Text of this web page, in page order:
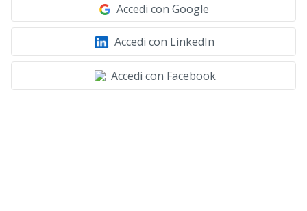
Accedi con Google
Accedi con LinkedIn
Accedi con Facebook